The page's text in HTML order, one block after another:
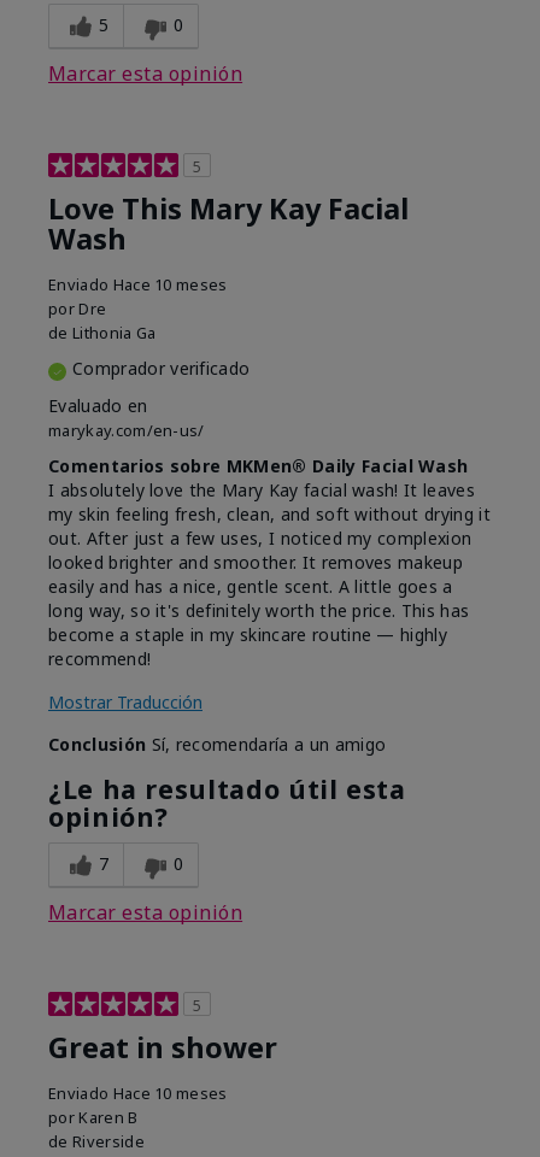
5 0
Marcar esta opinión
5
Love This Mary Kay Facial
Wash
Enviado Hace 10 meses
por Dre
de Lithonia Ga
Comprador verificado
Evaluado en
marykay.com/en-us/
Comentarios sobre MKMen® Daily Facial Wash
I absolutely love the Mary Kay facial wash! It leaves
my skin feeling fresh, clean, and soft without drying it
out. After just a few uses, I noticed my complexion
looked brighter and smoother. It removes makeup
easily and has a nice, gentle scent. A little goes a
long way, so it's definitely worth the price. This has
become a staple in my skincare routine — highly
recommend!
Mostrar Traducción
Conclusión Sí, recomendaría a un amigo
¿Le ha resultado útil esta
opinión?
7 0
Marcar esta opinión
5
Great in shower
Enviado Hace 10 meses
por Karen B
de Riverside